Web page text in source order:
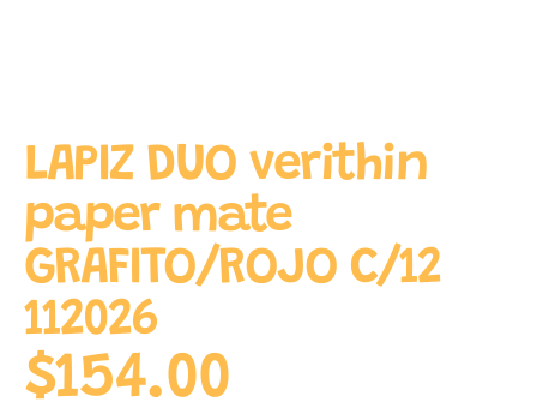
LAPIZ DUO verithin
paper mate
GRAFITO/ROJO C/12
112026
$154.00